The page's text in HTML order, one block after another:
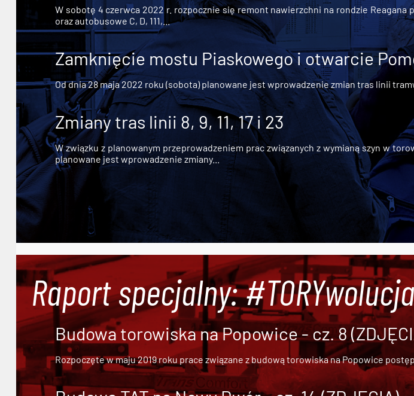
W sobotę 4 czerwca 2022 r. rozpocznie się remont nawierzchni na rondzie Reagana
oraz autobusowe C, D, 111,...
Zamknięcie mostu Piaskowego i otwarcie
Od dnia 28 maja 2022 roku (sobota) planowane jest wprowadzenie zmian tras linii
Zmiany tras linii 8, 9, 11, 17 i 23
W związku z planowanym przeprowadzeniem prac związanych z wymianą szyn w
planowane jest wprowadzenie zmiany...
Raport specjalny:
Budowa torowiska na Popowice - cz. 8
Rozpoczęte w maju 2019 roku prace związane z budową torowiska na Popowice